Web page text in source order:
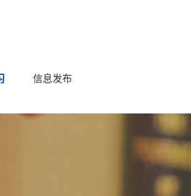
信息发布